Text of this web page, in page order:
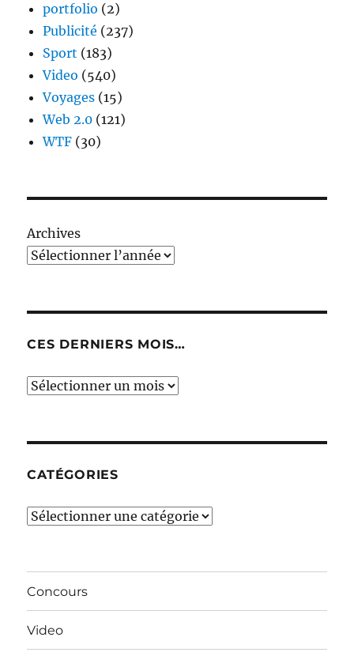
portfolio (2)
Publicité (237)
Sport (183)
Video (540)
Voyages (15)
Web 2.0 (121)
WTF (30)
Archives
CES DERNIERS MOIS…
Ces
CATÉGORIES
Catégories
Concours
Video